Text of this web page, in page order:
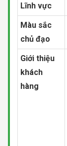
Lĩnh vực
Màu sắc
chủ đạo
Giới thiệu
khách
hàng